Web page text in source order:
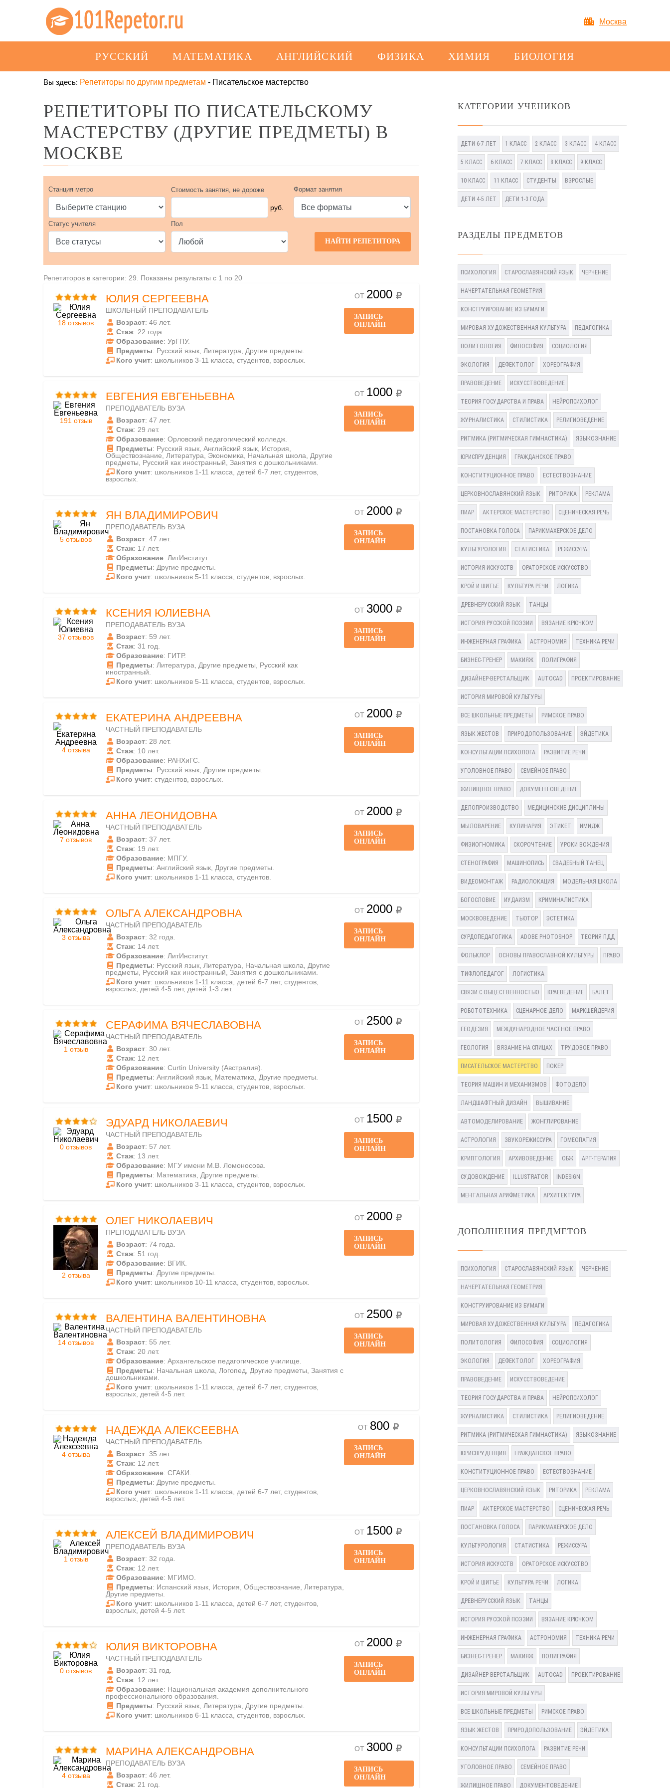
Москва
РУССКИЙ МАТЕМАТИКА АНГЛИЙСКИЙ ФИЗИКА ХИМИЯ БИОЛОГИЯ
Вы здесь: Репетиторы по другим предметам - Писательское мастерство
РЕПЕТИТОРЫ ПО ПИСАТЕЛЬСКОМУ
МАСТЕРСТВУ (ДРУГИЕ ПРЕДМЕТЫ) В
МОСКВЕ
Станция метро Стоимость занятия, не дороже
руб.
Формат занятия
Статус учителя Пол
Репетиторов в категории: 29. Показаны результаты с 1 по 20
18 отзывов
ЮЛИЯ СЕРГЕЕВНА
ШКОЛЬНЫЙ ПРЕПОДАВАТЕЛЬ
Возраст: 46 лет.
Стаж: 22 года.
Образование: УрГПУ.
Предметы: Русский язык, Литература, Другие предметы.
Кого учит: школьников 3-11 класса, студентов, взрослых.
ОТ 2000
ЗАПИСЬ
ОНЛАЙН
191 отзыв
ЕВГЕНИЯ ЕВГЕНЬЕВНА
ПРЕПОДАВАТЕЛЬ ВУЗА
Возраст: 47 лет.
Стаж: 29 лет.
Образование: Орловский педагогический колледж.
Предметы: Русский язык, Английский язык, История,
Обществознание, Литература, Экономика, Начальная школа, Другие
предметы, Русский как иностранный, Занятия с дошкольниками.
Кого учит: школьников 1-11 класса, детей 6-7 лет, студентов,
взрослых.
ОТ 1000
ЗАПИСЬ
ОНЛАЙН
5 отзывов
ЯН ВЛАДИМИРОВИЧ
ПРЕПОДАВАТЕЛЬ ВУЗА
Возраст: 47 лет.
Стаж: 17 лет.
Образование: ЛитИнститут.
Предметы: Другие предметы.
Кого учит: школьников 5-11 класса, студентов, взрослых.
ОТ 2000
ЗАПИСЬ
ОНЛАЙН
37 отзывов
КСЕНИЯ ЮЛИЕВНА
ПРЕПОДАВАТЕЛЬ ВУЗА
Возраст: 59 лет.
Стаж: 31 год.
Образование: ГИТР.
Предметы: Литература, Другие предметы, Русский как
иностранный.
Кого учит: школьников 5-11 класса, студентов, взрослых.
ОТ 3000
ЗАПИСЬ
ОНЛАЙН
4 отзыва
ЕКАТЕРИНА АНДРЕЕВНА
ЧАСТНЫЙ ПРЕПОДАВАТЕЛЬ
Возраст: 28 лет.
Стаж: 10 лет.
Образование: РАНХиГС.
Предметы: Русский язык, Другие предметы.
Кого учит: студентов, взрослых.
ОТ 2000
ЗАПИСЬ
ОНЛАЙН
7 отзывов
АННА ЛЕОНИДОВНА
ЧАСТНЫЙ ПРЕПОДАВАТЕЛЬ
Возраст: 37 лет.
Стаж: 19 лет.
Образование: МПГУ.
Предметы: Английский язык, Другие предметы.
Кого учит: школьников 1-11 класса, студентов.
ОТ 2000
ЗАПИСЬ
ОНЛАЙН
3 отзыва
ОЛЬГА АЛЕКСАНДРОВНА
ЧАСТНЫЙ ПРЕПОДАВАТЕЛЬ
Возраст: 32 года.
Стаж: 14 лет.
Образование: ЛитИнститут.
Предметы: Русский язык, Литература, Начальная школа, Другие
предметы, Русский как иностранный, Занятия с дошкольниками.
Кого учит: школьников 1-11 класса, детей 6-7 лет, студентов,
взрослых, детей 4-5 лет, детей 1-3 лет.
ОТ 2000
ЗАПИСЬ
ОНЛАЙН
1 отзыв
СЕРАФИМА ВЯЧЕСЛАВОВНА
ЧАСТНЫЙ ПРЕПОДАВАТЕЛЬ
Возраст: 30 лет.
Стаж: 12 лет.
Образование: Curtin University (Австралия).
Предметы: Английский язык, Математика, Другие предметы.
Кого учит: школьников 9-11 класса, студентов, взрослых.
ОТ 2500
ЗАПИСЬ
ОНЛАЙН
0 отзывов
ЭДУАРД НИКОЛАЕВИЧ
ЧАСТНЫЙ ПРЕПОДАВАТЕЛЬ
Возраст: 57 лет.
Стаж: 13 лет.
Образование: МГУ имени М.В. Ломоносова.
Предметы: Математика, Другие предметы.
Кого учит: школьников 3-11 класса, студентов, взрослых.
ОТ 1500
ЗАПИСЬ
ОНЛАЙН
2 отзыва
ОЛЕГ НИКОЛАЕВИЧ
ПРЕПОДАВАТЕЛЬ ВУЗА
Возраст: 74 года.
Стаж: 51 год.
Образование: ВГИК.
Предметы: Другие предметы.
Кого учит: школьников 10-11 класса, студентов, взрослых.
ОТ 2000
ЗАПИСЬ
ОНЛАЙН
14 отзывов
ВАЛЕНТИНА ВАЛЕНТИНОВНА
ЧАСТНЫЙ ПРЕПОДАВАТЕЛЬ
Возраст: 55 лет.
Стаж: 20 лет.
Образование: Архангельское педагогическое училище.
Предметы: Начальная школа, Логопед, Другие предметы, Занятия с
дошкольниками.
Кого учит: школьников 1-11 класса, детей 6-7 лет, студентов,
взрослых, детей 4-5 лет.
ОТ 2500
ЗАПИСЬ
ОНЛАЙН
4 отзыва
НАДЕЖДА АЛЕКСЕЕВНА
ЧАСТНЫЙ ПРЕПОДАВАТЕЛЬ
Возраст: 35 лет.
Стаж: 12 лет.
Образование: СГАКИ.
Предметы: Другие предметы.
Кого учит: школьников 1-11 класса, детей 6-7 лет, студентов,
взрослых, детей 4-5 лет.
ОТ 800
ЗАПИСЬ
ОНЛАЙН
1 отзыв
АЛЕКСЕЙ ВЛАДИМИРОВИЧ
ПРЕПОДАВАТЕЛЬ ВУЗА
Возраст: 32 года.
Стаж: 12 лет.
Образование: МГИМО.
Предметы: Испанский язык, История, Обществознание, Литература,
Другие предметы.
Кого учит: школьников 1-11 класса, детей 6-7 лет, студентов,
взрослых, детей 4-5 лет.
ОТ 1500
ЗАПИСЬ
ОНЛАЙН
0 отзывов
ЮЛИЯ ВИКТОРОВНА
ЧАСТНЫЙ ПРЕПОДАВАТЕЛЬ
Возраст: 31 год.
Стаж: 12 лет.
Образование: Национальная академия дополнительного
профессионального образования.
Предметы: Русский язык, Литература, Другие предметы.
Кого учит: школьников 6-11 класса, студентов, взрослых.
ОТ 2000
ЗАПИСЬ
ОНЛАЙН
4 отзыва
МАРИНА АЛЕКСАНДРОВНА
ПРЕПОДАВАТЕЛЬ ВУЗА
Возраст: 46 лет.
Стаж: 21 год.
ОТ 3000
ЗАПИСЬ
ОНЛАЙН
КАТЕГОРИИ УЧЕНИКОВ
ДЕТИ 6-7 ЛЕТ 1 КЛАСС 2 КЛАСС 3 КЛАСС 4 КЛАСС
5 КЛАСС 6 КЛАСС 7 КЛАСС 8 КЛАСС 9 КЛАСС
10 КЛАСС 11 КЛАСС СТУДЕНТЫ ВЗРОСЛЫЕ
ДЕТИ 4-5 ЛЕТ ДЕТИ 1-3 ГОДА
РАЗДЕЛЫ ПРЕДМЕТОВ
ПСИХОЛОГИЯ СТАРОСЛАВЯНСКИЙ ЯЗЫК ЧЕРЧЕНИЕ
НАЧЕРТАТЕЛЬНАЯ ГЕОМЕТРИЯ
КОНСТРУИРОВАНИЕ ИЗ БУМАГИ
МИРОВАЯ ХУДОЖЕСТВЕННАЯ КУЛЬТУРА ПЕДАГОГИКА
ПОЛИТОЛОГИЯ ФИЛОСОФИЯ СОЦИОЛОГИЯ
ЭКОЛОГИЯ ДЕФЕКТОЛОГ ХОРЕОГРАФИЯ
ПРАВОВЕДЕНИЕ ИСКУССТВОВЕДЕНИЕ
ТЕОРИЯ ГОСУДАРСТВА И ПРАВА НЕЙРОПСИХОЛОГ
ЖУРНАЛИСТИКА СТИЛИСТИКА РЕЛИГИОВЕДЕНИЕ
РИТМИКА (РИТМИЧЕСКАЯ ГИМНАСТИКА) ЯЗЫКОЗНАНИЕ
ЮРИСПРУДЕНЦИЯ ГРАЖДАНСКОЕ ПРАВО
КОНСТИТУЦИОННОЕ ПРАВО ЕСТЕСТВОЗНАНИЕ
ЦЕРКОВНОСЛАВЯНСКИЙ ЯЗЫК РИТОРИКА РЕКЛАМА
ПИАР АКТЕРСКОЕ МАСТЕРСТВО СЦЕНИЧЕСКАЯ РЕЧЬ
ПОСТАНОВКА ГОЛОСА ПАРИКМАХЕРСКОЕ ДЕЛО
КУЛЬТУРОЛОГИЯ СТАТИСТИКА РЕЖИССУРА
ИСТОРИЯ ИСКУССТВ ОРАТОРСКОЕ ИСКУССТВО
КРОЙ И ШИТЬЕ КУЛЬТУРА РЕЧИ ЛОГИКА
ДРЕВНЕРУССКИЙ ЯЗЫК ТАНЦЫ
ИСТОРИЯ РУССКОЙ ПОЭЗИИ ВЯЗАНИЕ КРЮЧКОМ
ИНЖЕНЕРНАЯ ГРАФИКА АСТРОНОМИЯ ТЕХНИКА РЕЧИ
БИЗНЕС-ТРЕНЕР МАКИЯЖ ПОЛИГРАФИЯ
ДИЗАЙНЕР-ВЕРСТАЛЬЩИК AUTOCAD ПРОЕКТИРОВАНИЕ
ИСТОРИЯ МИРОВОЙ КУЛЬТУРЫ
ВСЕ ШКОЛЬНЫЕ ПРЕДМЕТЫ РИМСКОЕ ПРАВО
ЯЗЫК ЖЕСТОВ ПРИРОДОПОЛЬЗОВАНИЕ ЭЙДЕТИКА
КОНСУЛЬТАЦИИ ПСИХОЛОГА РАЗВИТИЕ РЕЧИ
УГОЛОВНОЕ ПРАВО СЕМЕЙНОЕ ПРАВО
ЖИЛИЩНОЕ ПРАВО ДОКУМЕНТОВЕДЕНИЕ
ДЕЛОПРОИЗВОДСТВО МЕДИЦИНСКИЕ ДИСЦИПЛИНЫ
МЫЛОВАРЕНИЕ КУЛИНАРИЯ ЭТИКЕТ ИМИДЖ
ФИЗИОГНОМИКА СКОРОЧТЕНИЕ УРОКИ ВОЖДЕНИЯ
СТЕНОГРАФИЯ МАШИНОПИСЬ СВАДЕБНЫЙ ТАНЕЦ
ВИДЕОМОНТАЖ РАДИОЛОКАЦИЯ МОДЕЛЬНАЯ ШКОЛА
БОГОСЛОВИЕ ИУДАИЗМ КРИМИНАЛИСТИКА
МОСКВОВЕДЕНИЕ ТЬЮТОР ЭСТЕТИКА
СУРДОПЕДАГОГИКА ADOBE PHOTOSHOP ТЕОРИЯ ПДД
ФОЛЬКЛОР ОСНОВЫ ПРАВОСЛАВНОЙ КУЛЬТУРЫ ПРАВО
ТИФЛОПЕДАГОГ ЛОГИСТИКА
СВЯЗИ С ОБЩЕСТВЕННОСТЬЮ КРАЕВЕДЕНИЕ БАЛЕТ
РОБОТОТЕХНИКА СЦЕНАРНОЕ ДЕЛО МАРКШЕЙДЕРИЯ
ГЕОДЕЗИЯ МЕЖДУНАРОДНОЕ ЧАСТНОЕ ПРАВО
ГЕОЛОГИЯ ВЯЗАНИЕ НА СПИЦАХ ТРУДОВОЕ ПРАВО
ПИСАТЕЛЬСКОЕ МАСТЕРСТВО ПОКЕР
ТЕОРИЯ МАШИН И МЕХАНИЗМОВ ФОТОДЕЛО
ЛАНДШАФТНЫЙ ДИЗАЙН ВЫШИВАНИЕ
АВТОМОДЕЛИРОВАНИЕ ЖОНГЛИРОВАНИЕ
АСТРОЛОГИЯ ЗВУКОРЕЖИССУРА ГОМЕОПАТИЯ
КРИПТОЛОГИЯ АРХИВОВЕДЕНИЕ ОБЖ АРТ-ТЕРАПИЯ
СУДОВОЖДЕНИЕ ILLUSTRATOR INDESIGN
МЕНТАЛЬНАЯ АРИФМЕТИКА АРХИТЕКТУРА
ДОПОЛНЕНИЯ ПРЕДМЕТОВ
ПСИХОЛОГИЯ СТАРОСЛАВЯНСКИЙ ЯЗЫК ЧЕРЧЕНИЕ
НАЧЕРТАТЕЛЬНАЯ ГЕОМЕТРИЯ
КОНСТРУИРОВАНИЕ ИЗ БУМАГИ
МИРОВАЯ ХУДОЖЕСТВЕННАЯ КУЛЬТУРА ПЕДАГОГИКА
ПОЛИТОЛОГИЯ ФИЛОСОФИЯ СОЦИОЛОГИЯ
ЭКОЛОГИЯ ДЕФЕКТОЛОГ ХОРЕОГРАФИЯ
ПРАВОВЕДЕНИЕ ИСКУССТВОВЕДЕНИЕ
ТЕОРИЯ ГОСУДАРСТВА И ПРАВА НЕЙРОПСИХОЛОГ
ЖУРНАЛИСТИКА СТИЛИСТИКА РЕЛИГИОВЕДЕНИЕ
РИТМИКА (РИТМИЧЕСКАЯ ГИМНАСТИКА) ЯЗЫКОЗНАНИЕ
ЮРИСПРУДЕНЦИЯ ГРАЖДАНСКОЕ ПРАВО
КОНСТИТУЦИОННОЕ ПРАВО ЕСТЕСТВОЗНАНИЕ
ЦЕРКОВНОСЛАВЯНСКИЙ ЯЗЫК РИТОРИКА РЕКЛАМА
ПИАР АКТЕРСКОЕ МАСТЕРСТВО СЦЕНИЧЕСКАЯ РЕЧЬ
ПОСТАНОВКА ГОЛОСА ПАРИКМАХЕРСКОЕ ДЕЛО
КУЛЬТУРОЛОГИЯ СТАТИСТИКА РЕЖИССУРА
ИСТОРИЯ ИСКУССТВ ОРАТОРСКОЕ ИСКУССТВО
КРОЙ И ШИТЬЕ КУЛЬТУРА РЕЧИ ЛОГИКА
ДРЕВНЕРУССКИЙ ЯЗЫК ТАНЦЫ
ИСТОРИЯ РУССКОЙ ПОЭЗИИ ВЯЗАНИЕ КРЮЧКОМ
ИНЖЕНЕРНАЯ ГРАФИКА АСТРОНОМИЯ ТЕХНИКА РЕЧИ
БИЗНЕС-ТРЕНЕР МАКИЯЖ ПОЛИГРАФИЯ
ДИЗАЙНЕР-ВЕРСТАЛЬЩИК AUTOCAD ПРОЕКТИРОВАНИЕ
ИСТОРИЯ МИРОВОЙ КУЛЬТУРЫ
ВСЕ ШКОЛЬНЫЕ ПРЕДМЕТЫ РИМСКОЕ ПРАВО
ЯЗЫК ЖЕСТОВ ПРИРОДОПОЛЬЗОВАНИЕ ЭЙДЕТИКА
КОНСУЛЬТАЦИИ ПСИХОЛОГА РАЗВИТИЕ РЕЧИ
УГОЛОВНОЕ ПРАВО СЕМЕЙНОЕ ПРАВО
ЖИЛИЩНОЕ ПРАВО ДОКУМЕНТОВЕДЕНИЕ